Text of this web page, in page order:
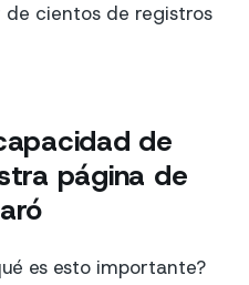
de cientos de registros
de
página de
es esto importante?